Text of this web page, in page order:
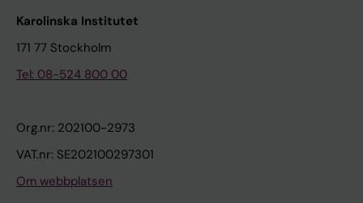
Karolinska Institutet
171 77 Stockholm
Tel: 08-524 800 00
Org.nr: 202100-2973
VAT.nr: SE202100297301
Om webbplatsen